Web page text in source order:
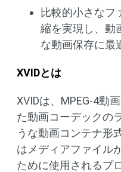
比較的小さなフ
縮を実現し、動
な動画保存に最
XVIDとは
XVIDは、MPEG-4動
た動画コーデックの
うな動画コンテナ形
はメディアファイル
ために使用されるプ